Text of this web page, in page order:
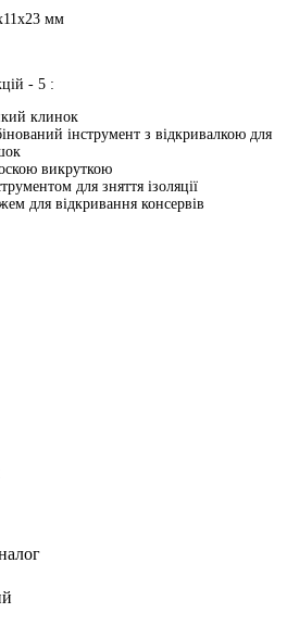
мм
- 5 :
клинок
інструмент з відкривалкою для
викруткою
для зняття ізоляції
для відкривання консервів